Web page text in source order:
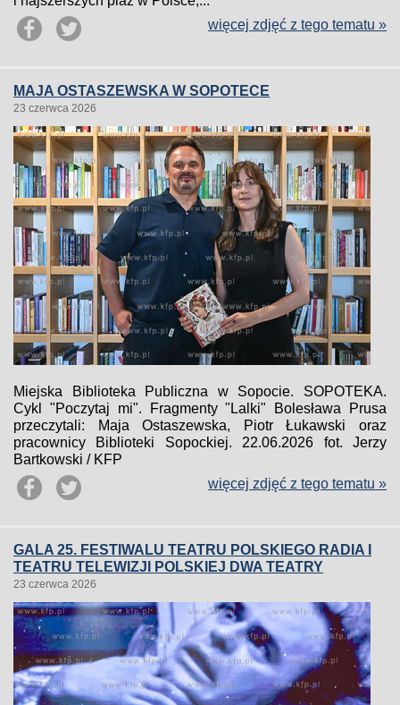
więcej zdjęć z tego tematu »
MAJA OSTASZEWSKA W SOPOTECE
23 czerwca 2026
Miejska Biblioteka Publiczna w Sopocie. SOPOTEKA.
Cykl "Poczytaj mi". Fragmenty "Lalki" Bolesława Prusa
przeczytali: Maja Ostaszewska, Piotr Łukawski oraz
pracownicy Biblioteki Sopockiej. 22.06.2026 fot. Jerzy
Bartkowski / KFP
więcej zdjęć z tego tematu »
GALA 25. FESTIWALU TEATRU POLSKIEGO RADIA I
TEATRU TELEWIZJI POLSKIEJ DWA TEATRY
23 czerwca 2026